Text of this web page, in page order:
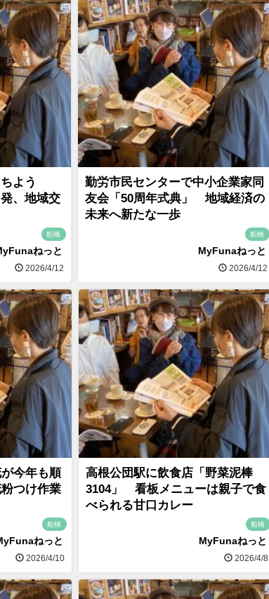
よう
、地域交
船橋
ねっと
2026/4/12
勤労市民センターで中小企業家同
友会「50周年式典」 地域経済の
未来へ新たな一歩
船橋
MyFunaねっと
2026/4/12
が今年も順
つけ作業
船橋
ねっと
2026/4/10
高根公団駅に飲食店「野菜泥棒
3104」 看板メニューは親子で食
べられる甘口カレー
船橋
MyFunaねっと
2026/4/8